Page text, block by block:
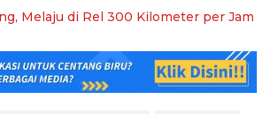
Melaju di Rel 300 Kilometer per Jam